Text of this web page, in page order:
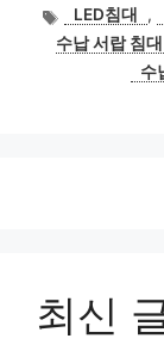
태
그
LED침대 ,
수납 서랍 침
수
최신